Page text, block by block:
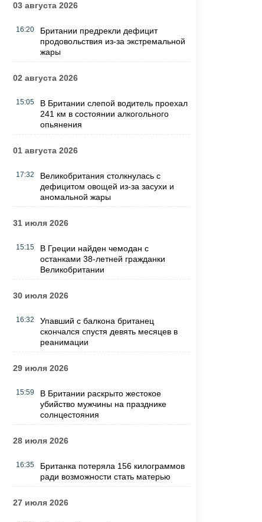
03 августа 2026
16:20
Британии предрекли дефицит
продовольствия из-за экстремальной
жары
02 августа 2026
15:05
В Британии слепой водитель проехал
241 км в состоянии алкогольного
опьянения
01 августа 2026
17:32
Великобритания столкнулась с
дефицитом овощей из-за засухи и
аномальной жары
31 июля 2026
15:15
В Греции найден чемодан с
останками 38-летней гражданки
Великобритании
30 июля 2026
16:32
Упавший с балкона британец
скончался спустя девять месяцев в
реанимации
29 июля 2026
15:59
В Британии раскрыто жестокое
убийство мужчины на празднике
солнцестояния
28 июля 2026
16:35
Британка потеряла 156 килограммов
ради возможности стать матерью
27 июля 2026